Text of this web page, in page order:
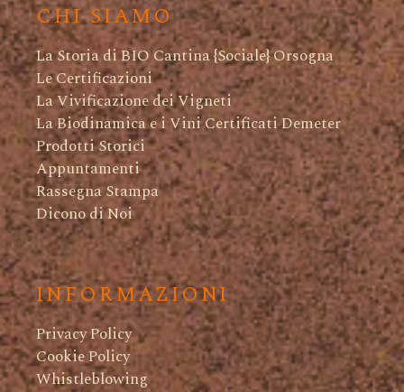
CHI SIAMO
La Storia di BIO Cantina {Sociale} Orsogna
Le Certificazioni
La Vivificazione dei Vigneti
La Biodinamica e i Vini Certificati Demeter
Prodotti Storici
Appuntamenti
Rassegna Stampa
Dicono di Noi
INFORMAZIONI
Privacy Policy
Cookie Policy
Whistleblowing